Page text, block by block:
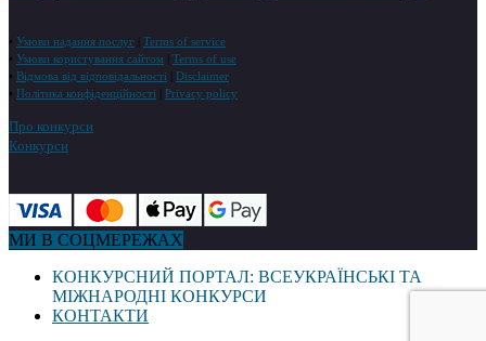
• Умови надання послуг
Terms of service
• Умови користування сайтом
Terms of use
• Відмова від відповідальності
Disclaimer
• Політика конфіденційності Privacy policy
Про конкурси
Конкурси
МИ В СОЦМЕРЕЖАХ
КОНКУРСНИЙ ПОРТАЛ: ВСЕУКРАЇНСЬКІ ТА
МІЖНАРОДНІ КОНКУРСИ
КОНТАКТИ